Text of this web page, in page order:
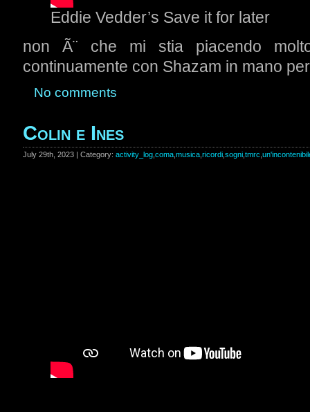
Eddie Vedder’s Save it for later
non Ã¨ che mi stia piacendo
continuamente con Shazam in mano
No comments
Colin e Ines
July 29th, 2023 | Category: activity_log coma musica ricordi sogni tmrc